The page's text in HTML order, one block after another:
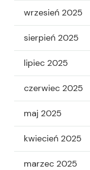
wrzesień 2025
sierpień 2025
lipiec 2025
czerwiec 2025
maj 2025
kwiecień 2025
marzec 2025